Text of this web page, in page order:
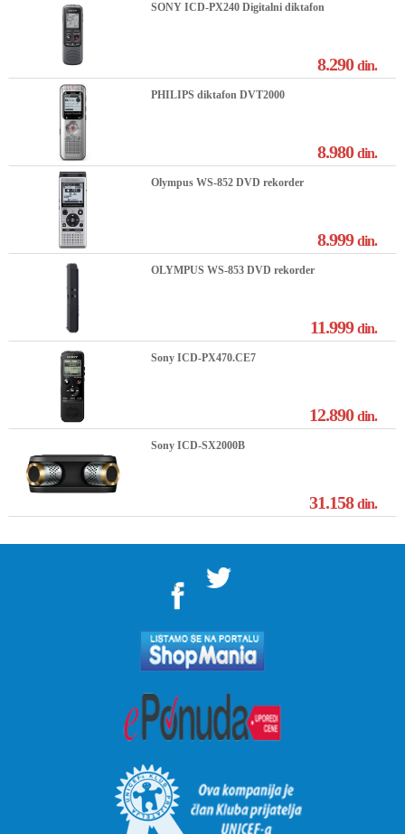
SONY ICD-PX240 Digitalni diktafon
8.290din.
PHILIPS diktafon DVT2000
8.980din.
Olympus WS-852 DVD rekorder
8.999din.
OLYMPUS WS-853 DVD rekorder
11.999din.
Sony ICD-PX470.CE7
12.890din.
Sony ICD-SX2000B
31.158din.
">